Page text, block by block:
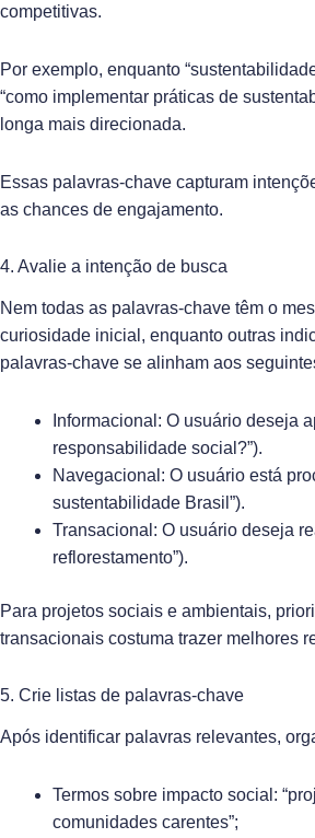
competitivas.
Por exemplo, enquanto
“como implementar práticas de
longa mais direcionada.
Essas palavras-chave capturam
as chances de engajamento.
4. Avalie a intenção de busca
Nem todas as palavras-chave têm o
curiosidade inicial, enquanto outras
palavras-chave se alinham aos
Informacional: O usuário deseja
responsabilidade social?”).
Navegacional: O usuário está
sustentabilidade Brasil”).
Transacional: O usuário deseja
reflorestamento”).
Para projetos sociais e ambientais,
transacionais costuma trazer melhores
5. Crie listas de palavras-chave
Após identificar palavras relevantes,
Termos sobre impacto social:
comunidades carentes”;